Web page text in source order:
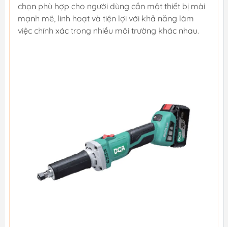
chọn phù hợp cho người dùng cần một thiết bị mài
mạnh mẽ, linh hoạt và tiện lợi với khả năng làm
việc chính xác trong nhiều môi trường khác nhau.